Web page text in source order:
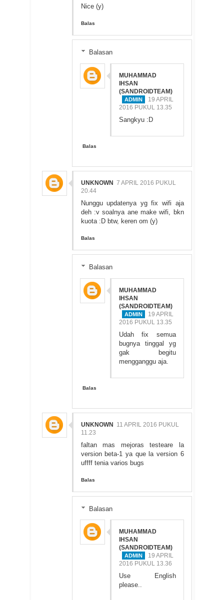
Nice (y)
Balas
Balasan
MUHAMMAD
IHSAN
(SANDROIDTEAM)
19 APRIL
2016 PUKUL 13.35
Sangkyu :D
Balas
UNKNOWN 7 APRIL 2016 PUKUL
20.44
Nunggu updatenya yg fix wifi aja
deh :v soalnya ane make wifi, bkn
kuota :D btw, keren om (y)
Balas
Balasan
MUHAMMAD
IHSAN
(SANDROIDTEAM)
19 APRIL
2016 PUKUL 13.35
Udah fix semua
bugnya tinggal yg
gak begitu
mengganggu aja.
Balas
UNKNOWN 11 APRIL 2016 PUKUL
11.23
faltan mas mejoras testeare la
version beta-1 ya que la version 6
uffff tenia varios bugs
Balas
Balasan
MUHAMMAD
IHSAN
(SANDROIDTEAM)
19 APRIL
2016 PUKUL 13.36
Use English
please..